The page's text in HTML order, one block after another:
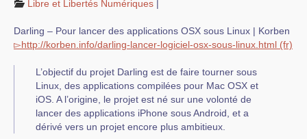
Libre et Libertés Numériques |
Darling – Pour lancer des applications OSX sous Linux | Korben
▻http://korben.info/darling-lancer-logiciel-osx-sous-linux.html
L’objectif du projet Darling est de faire tourner sous
Linux, des applications compilées pour Mac OSX et
iOS. A l’origine, le projet est né sur une volonté de
lancer des applications iPhone sous Android, et a
dérivé vers un projet encore plus ambitieux.